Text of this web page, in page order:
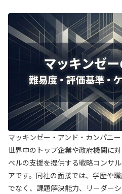
マッキンゼー・アンド・カンパニ
世界中のトップ企業や政府機関に
ベルの支援を提供する戦略コンサ
アです。同社の面接では、学歴や
でなく、課題解決能力、リーダー